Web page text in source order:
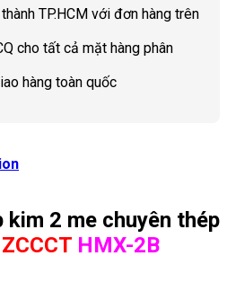
TP.HCM với đơn hàng trên
cho tất cả mặt hàng phân
hàng toàn quốc
kim 2 me chuyên thép
ZCCCT HMX-2B